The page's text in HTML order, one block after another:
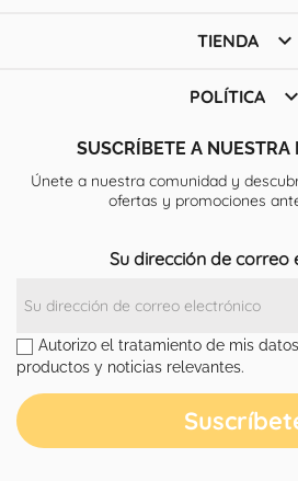
TIENDA 
POLÍTICA 
SUSCRÍBETE A NUESTRA
Únete a nuestra comunidad y
ofertas y promociones
Su dirección de correo
Autorizo el tratamiento de mis
productos y noticias relevantes.